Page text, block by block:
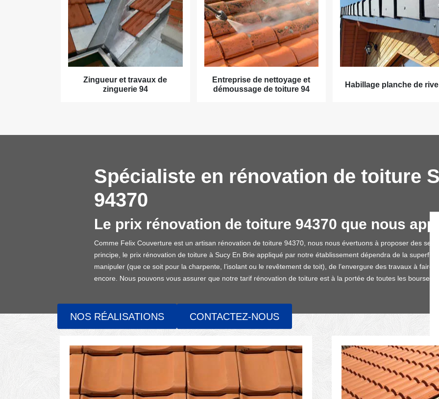
NOS RÉALISATIONS CONTACTEZ-NOUS
Zingueur et travaux de
zinguerie 94
Entreprise de nettoyage et
démoussage de toiture 94
Habillage planche de
Spécialiste en rénovation de toiture
94370
Le prix rénovation de toiture 94370 que nous
Comme Felix Couverture est un artisan rénovation de toiture 94370, nous nous évertuons à proposer des
principe, le prix rénovation de toiture à Sucy En Brie appliqué par notre établissement dépendra de la
manipuler (que ce soit pour la charpente, l’isolant ou le revêtement de toit), de l’envergure des travaux à faire,
encore. Nous pouvons vous assurer que notre tarif rénovation de toiture est à la portée de toutes les bourses.